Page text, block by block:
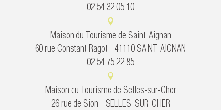
02 54 32 05 10
Maison du Tourisme de Saint-Aignan
60 rue Constant Ragot - 41110 SAINT-AIGNAN
02 54 75 22 85
Maison du Tourisme de Selles-sur-Cher
26 rue de Sion - SELLES-SUR-CHER